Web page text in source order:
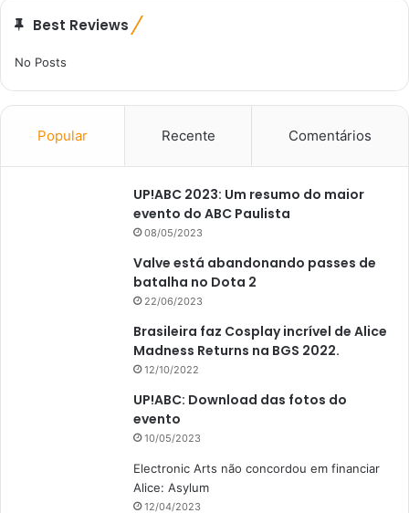
Best Reviews
No Posts
Popular Recente Comentários
UP!ABC 2023: Um resumo do maior
evento do ABC Paulista
08/05/2023
Valve está abandonando passes de
batalha no Dota 2
22/06/2023
Brasileira faz Cosplay incrível de Alice
Madness Returns na BGS 2022.
12/10/2022
UP!ABC: Download das fotos do
evento
10/05/2023
Electronic Arts não concordou em financiar
Alice: Asylum
12/04/2023